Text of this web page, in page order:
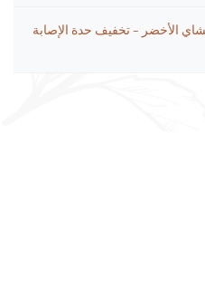
الأخضر – تخفيف حدة الإصابة